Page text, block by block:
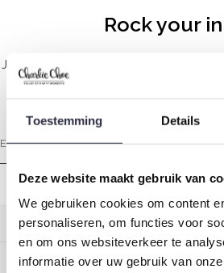
Toestemming Details
Deze website maakt gebruik van
We gebruiken cookies om content
personaliseren, om functies voor
en om ons websiteverkeer te
informatie over uw gebruik van
Rock your
Jeden Sonntagmorgen mit Liebe
Kundendienst
Mein Konto